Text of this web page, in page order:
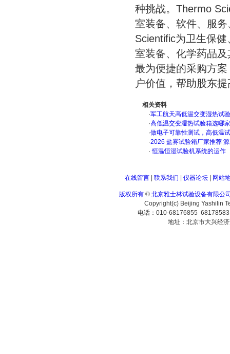
种挑战。Thermo
室装备、软件、服
Scientific为卫生保
室装备、化学药品
最为便捷的采购方
户价值，帮助股东
相关资料
·军工航天高低温交变湿热试
·高低温交变湿热试验箱选哪
·做电子可靠性测试，高低温
·2026 盐雾试验箱厂家推荐
· 恒温恒湿试验机系统的运作
在线留言| 联系我们 仪器论坛| 网站
版权所有 © 北京雅士林试验设备有限公
Copyright(c) Beijing Yashilin
电话：010-68176855
地址：北京市大兴经